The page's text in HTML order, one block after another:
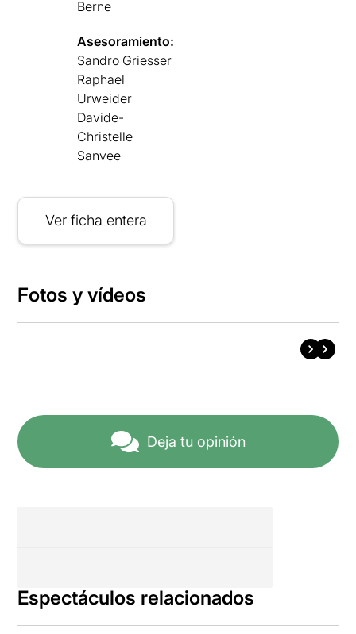
Berne
Asesoramiento:
Sandro Griesser
Raphael
Urweider
Davide-
Christelle
Sanvee
Ver ficha entera
Fotos y vídeos
Deja tu opinión
Espectáculos relacionados